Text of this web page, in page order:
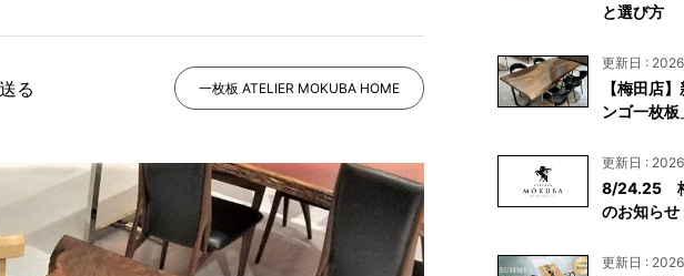
浜ギャラリー
阪梅田ギャラリー
アウトレット神戸店
大川ギャラリー【本店】
神ギャラリー
納品事例
納品事例（住宅・インテリア）
納品事例（店舗・オフィス）
コーディネート集
INFORMATION
お
資
一
る 一枚板 ATELIER MOKUBA HOME
と選び方
更新日 :
【梅田店
ンゴ一枚板
更新日 :
8/24.25
のお知らせ
更新日 :